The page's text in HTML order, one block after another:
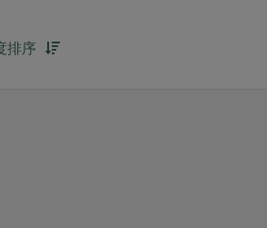
排序